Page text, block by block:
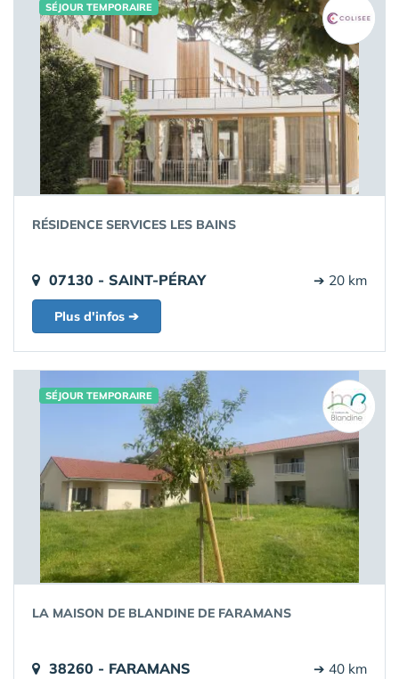
SÉJOUR TEMPORAIRE
RÉSIDENCE SERVICES LES BAINS
07130 - SAINT-PÉRAY ➔ 20 km
Plus d'infos ➔
SÉJOUR TEMPORAIRE
LA MAISON DE BLANDINE DE FARAMANS
38260 - FARAMANS ➔ 40 km